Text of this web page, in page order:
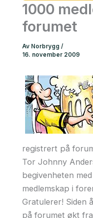
1000
forumet
Av Norbrygg /
16. november 2009
registrert på
Tor Johnny
begivenheten
medlemskap i
Gratulerer! Siden
på forumet økt